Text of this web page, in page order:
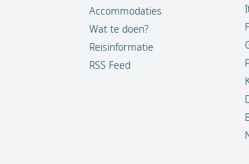
Accommodaties
Wat te doen?
Reisinformatie
RSS Feed